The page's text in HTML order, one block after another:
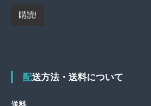
配送方法・送料について